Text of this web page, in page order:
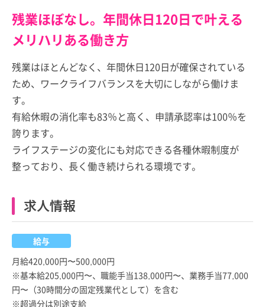
残業ほぼなし。年間休日120日で叶える
メリハリある働き方
残業はほとんどなく、年間休日120日が確保されている
ため、ワークライフバランスを大切にしながら働けま
す。
有給休暇の消化率も83％と高く、申請承認率は100％を
誇ります。
ライフステージの変化にも対応できる各種休暇制度が
整っており、長く働き続けられる環境です。
求人情報
給与
月給420,000円〜500,000円
※基本給205,000円〜、職能手当138,000円〜、業務手当77,000
円〜（30時間分の固定残業代として）を含む
※超過分は別途支給